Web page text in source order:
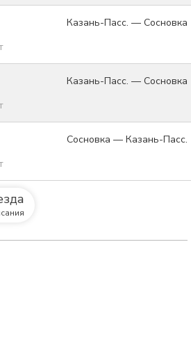
Казань-Пасс. — Сосновка
Казань-Пасс. — Сосновка
Сосновка — Казань-Пасс.